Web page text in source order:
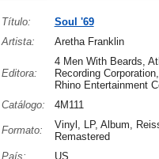
Título:
Soul '69
Artista:
Aretha Franklin
Editora:
4 Men With Beards,
Recording
Rhino Entertainment
Catálogo:
4M111
Formato:
Vinyl, LP, Album,
Remastered
País:
US